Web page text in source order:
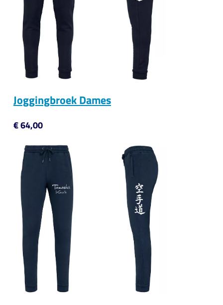
Joggingbroek Dames
€ 64,00